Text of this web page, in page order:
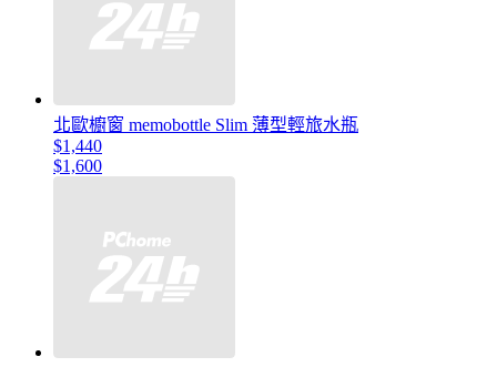
北歐櫥窗 memobottle Slim 薄型輕旅水瓶
$1,440
$1,600